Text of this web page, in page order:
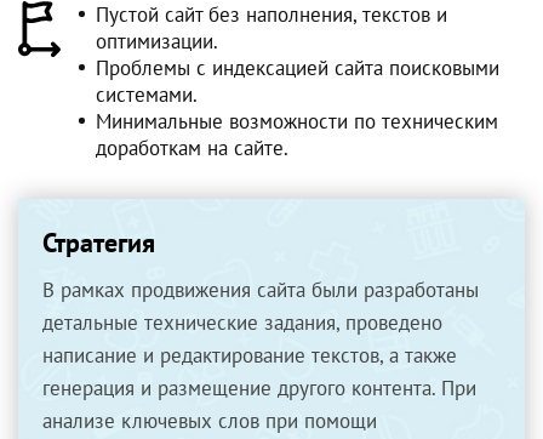
Пустой сайт без наполнения, текстов и
оптимизации.
Проблемы с индексацией сайта поисковыми
системами.
Минимальные возможности по техническим
доработкам на сайте.
Стратегия
В рамках продвижения сайта были разработаны
детальные технические задания, проведено
написание и редактирование текстов, а также
генерация и размещение другого контента. При
анализе ключевых слов при помощи